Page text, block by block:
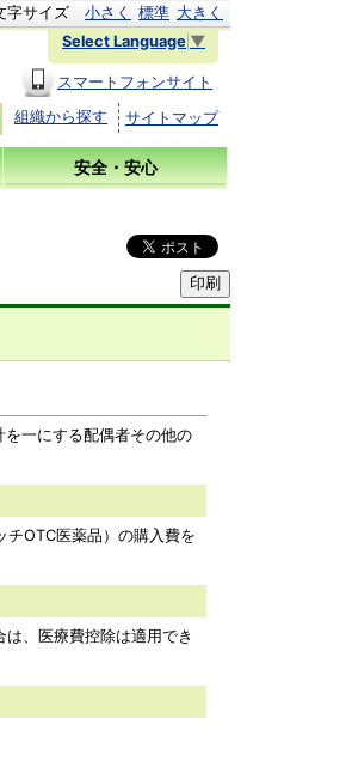
字サイズ 小さく 標準 大きく
Select Language ▼
スマートフォンサイト
組織から探す
サイトマップ
安全・安心
一にする配偶者その他の
OTC医薬品）の購入費を
、医療費控除は適用でき